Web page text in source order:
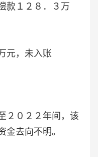
款１２８．３万
元，未入账
２０２２年间，该
金去向不明。